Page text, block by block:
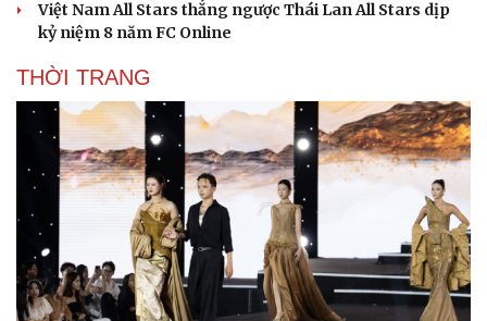
Việt Nam All Stars thắng ngược Thái Lan All Stars dịp
kỷ niệm 8 năm FC Online
THỜI TRANG